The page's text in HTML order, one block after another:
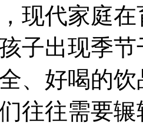
现代家庭
子出现季
、好喝的
往往需要